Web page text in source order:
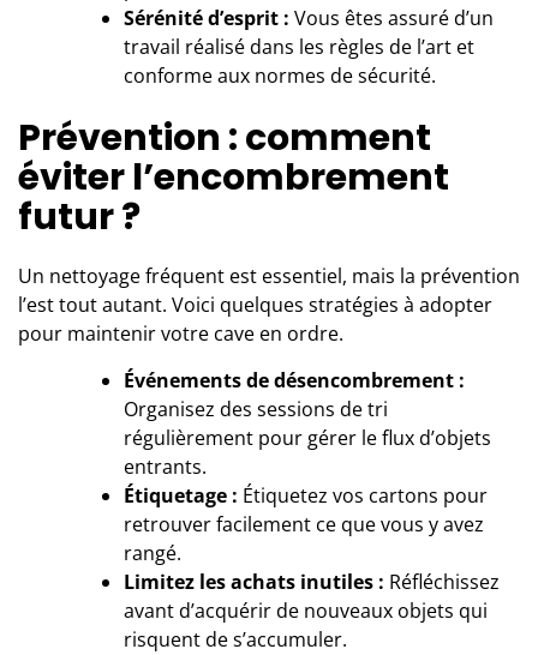
Sérénité d’esprit : Vous êtes assuré d’un
travail réalisé dans les règles de l’art et
conforme aux normes de sécurité.
Prévention : comment
éviter l’encombrement
futur ?
Un nettoyage fréquent est essentiel, mais la prévention
l’est tout autant. Voici quelques stratégies à adopter
pour maintenir votre cave en ordre.
Événements de désencombrement :
Organisez des sessions de tri
régulièrement pour gérer le flux d’objets
entrants.
Étiquetage : Étiquetez vos cartons pour
retrouver facilement ce que vous y avez
rangé.
Limitez les achats inutiles : Réfléchissez
avant d’acquérir de nouveaux objets qui
risquent de s’accumuler.